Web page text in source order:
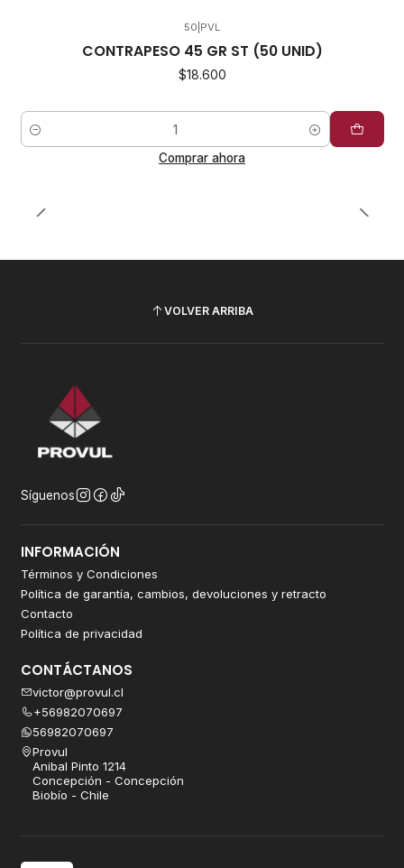
50 PVL
CONTRAPESO 45 GR ST (50 UNID)
$18.600
Cantidad
Comprar ahora
VOLVER ARRIBA
Síguenos
INFORMACIÓN
Términos y Condiciones
Política de garantía, cambios, devoluciones y retracto
Contacto
Política de privacidad
CONTÁCTANOS
victor@provul.cl
+56982070697
56982070697
Provul
Anibal Pinto 1214
Concepción - Concepción
Biobío - Chile